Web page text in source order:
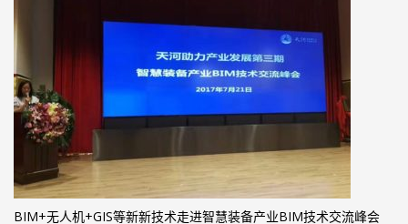
BIM+无人机+GIS等新新技术走进智慧装备产业BIM技术交流峰会